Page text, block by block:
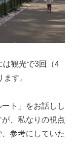
は観光で3回（4
す。
ト」をお話しし
、私なりの視点
参考にしていた